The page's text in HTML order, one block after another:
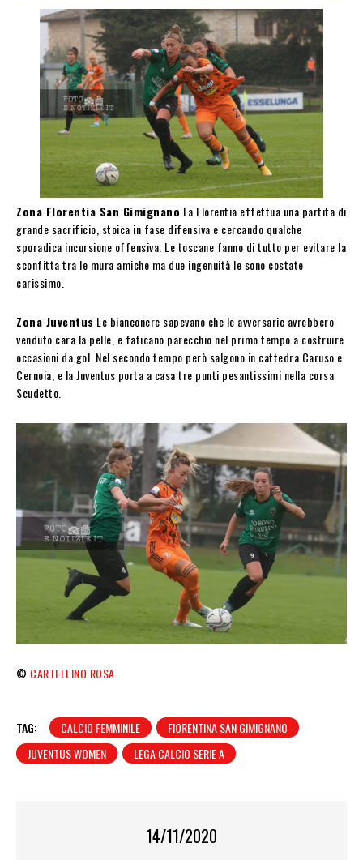
Zona Florentia San Gimignano La Florentia effettua una partita di
grande sacrificio, stoica in fase difensiva e cercando qualche
sporadica incursione offensiva. Le toscane fanno di tutto per evitare la
sconfitta tra le mura amiche ma due ingenuità le sono costate
carissimo.
Zona Juventus Le bianconere sapevano che le avversarie avrebbero
venduto cara la pelle, e faticano parecchio nel primo tempo a costruire
occasioni da gol. Nel secondo tempo però salgono in cattedra Caruso e
Cernoia, e la Juventus porta a casa tre punti pesantissimi nella corsa
Scudetto.
© CARTELLINO ROSA
TAG: CALCIO FEMMINILE
FIORENTINA SAN GIMIGNANO
JUVENTUS WOMEN
LEGA CALCIO SERIE A
14/11/2020